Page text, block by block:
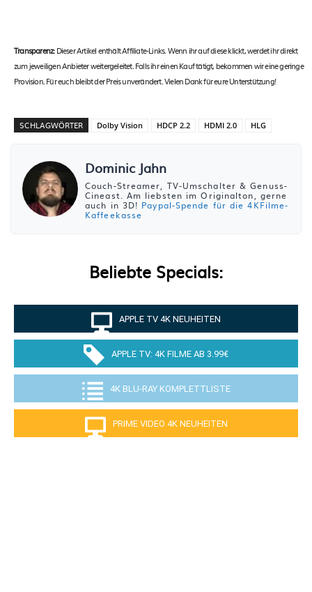
Transparenz:Dieser Artikel enthält Affiliate-Links. Wenn ihr auf diese klickt, werdet ihr direkt
zum jeweiligen Anbieter weitergeleitet. Falls ihr einen Kauf tätigt, bekommen wir eine geringe
Provision. Für euch bleibt der Preis unverändert. Vielen Dank für eure Unterstützung!
SCHLAGWÖRTER Dolby Vision HDCP 2.2 HDMI 2.0 HLG
Dominic Jahn
Couch-Streamer, TV-Umschalter & Genuss-
Cineast. Am liebsten im Originalton, gerne
auch in 3D! Paypal-Spende für die 4KFilme-
Kaffeekasse
Beliebte Specials:
APPLE TV 4K NEUHEITEN
APPLE TV: 4K FILME AB 3.99€
4K BLU-RAY KOMPLETTLISTE
PRIME VIDEO 4K NEUHEITEN